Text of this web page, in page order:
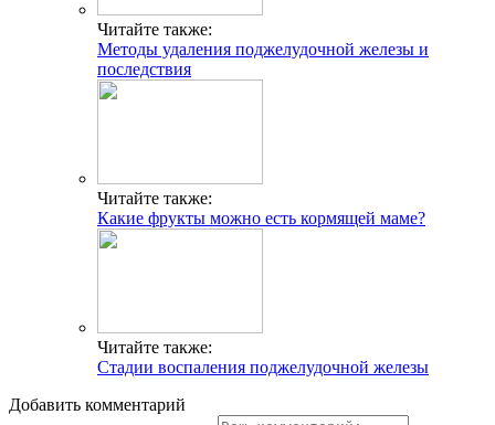
Читайте также:
Методы удаления поджелудочной железы и
последствия
Читайте также:
Какие фрукты можно есть кормящей маме?
Читайте также:
Стадии воспаления поджелудочной железы
Добавить комментарий